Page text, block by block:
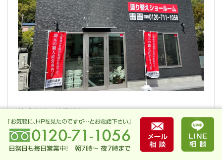
株式会社 池田塗装
川崎本店：
〒216-0042 神奈川県川崎市宮前区南野川2-35-3
0120-711-056